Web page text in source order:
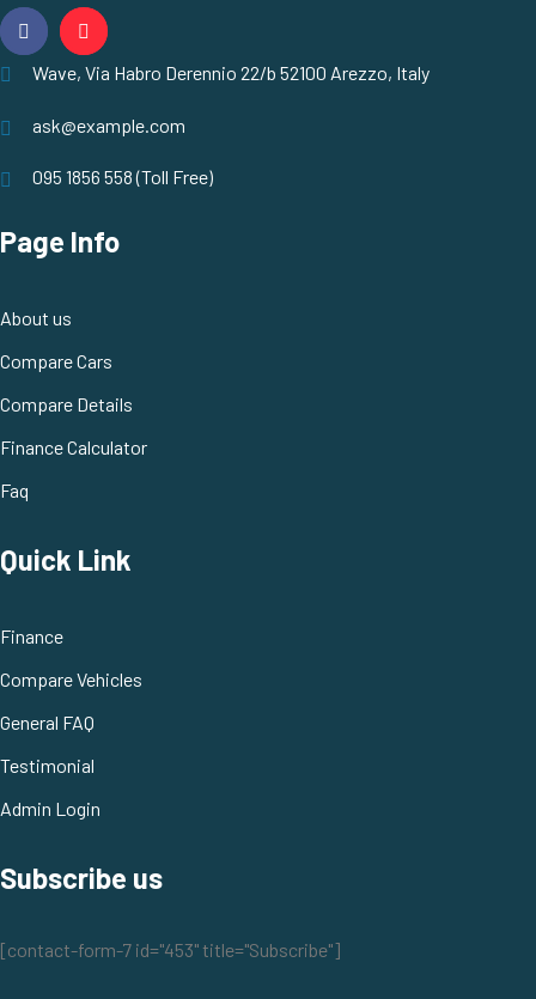
Wave, Via Habro Derennio 22/b 52100 Arezzo, Italy
ask@example.com
095 1856 558 (Toll Free)
Page Info
About us
Compare Cars
Compare Details
Finance Calculator
Faq
Quick Link
Finance
Compare Vehicles
General FAQ
Testimonial
Admin Login
Subscribe us
[contact-form-7 id="453" title="Subscribe"]